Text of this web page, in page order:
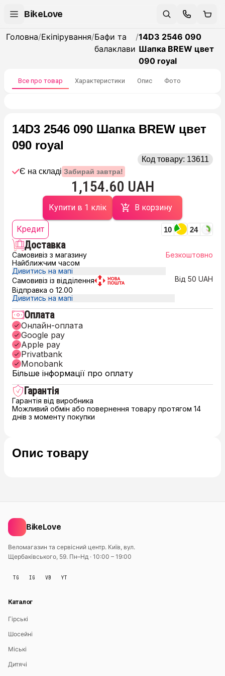
BikeLove
Головна/Екіпірування/Бафи та
балаклави
/14D3 2546 090
Шапка BREW цвет
090 royal
Все про товар Характеристики Опис Фото
14D3 2546 090 Шапка BREW цвет
090 royal
Код товару: 13611
Є на складі Забирай завтра!
1,154.60 UAH
Купити в 1 клік В корзину
Кредит 10 24
Доставка
Самовивіз з магазину
Найближчим часом
Дивитись на мапі
Безкоштовно
Самовивіз із відділення
Відправка о 12.00
Дивитись на мапі
Від 50 UAH
Оплата
Онлайн-оплата
Google pay
Apple pay
Privatbank
Monobank
Більше інформації про оплату
Гарантія
Гарантія від виробника
Можливий обмін або повернення товару протягом 14
днів з моменту покупки
Опис товару
BikeLove
Веломагазин та сервісний центр. Київ, вул.
Щербаківського, 59. Пн–Нд · 10:00 – 19:00
TG IG VB YT
Каталог
Гірські
Шосейні
Міські
Дитячі